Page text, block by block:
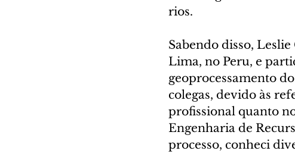
rios.
Sabendo disso,
Lima, no Peru, e
geoprocessamento
colegas, devido às
profissional quanto
Engenharia de
processo, conheci